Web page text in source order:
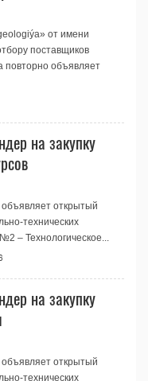
от имени
поставщиков
повторно объявляет
на закупку
объявляет открытый
технических
– Технологическое...
на закупку
объявляет открытый
технических